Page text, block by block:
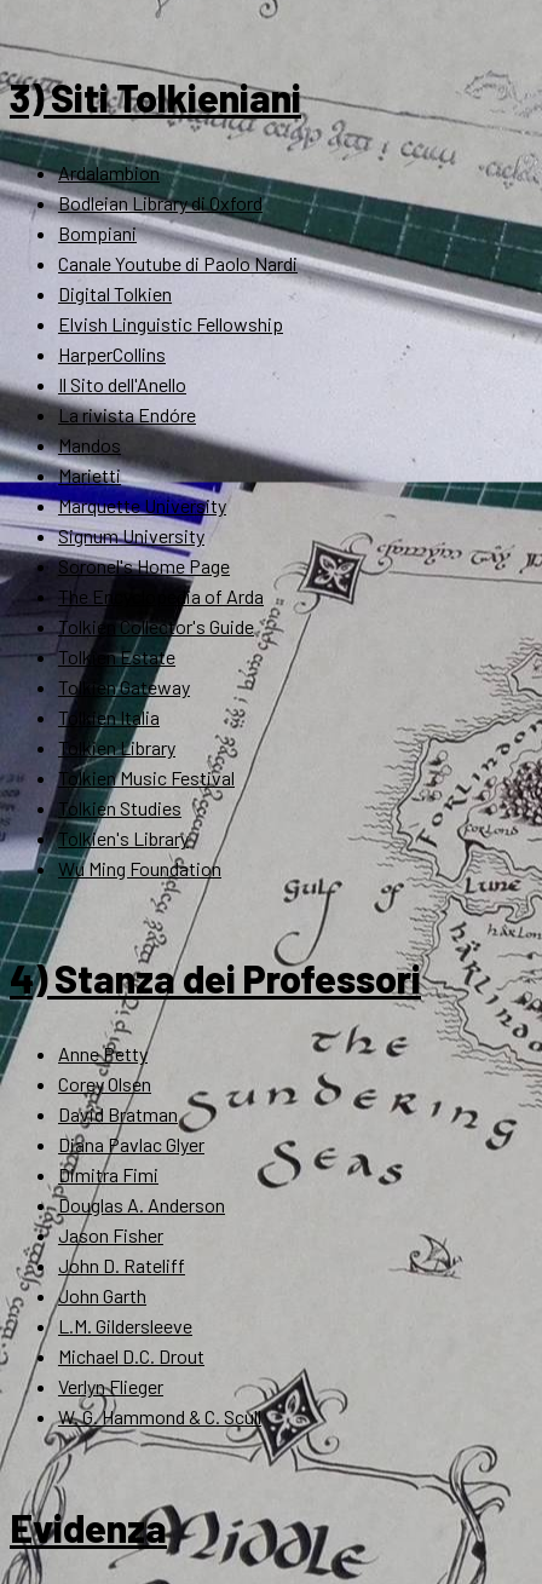
3) Siti Tolkieniani
Ardalambion
Bodleian Library di Oxford
Bompiani
Canale Youtube di Paolo Nardi
Digital Tolkien
Elvish Linguistic Fellowship
HarperCollins
Il Sito dell'Anello
La rivista Endóre
Mandos
Marietti
Marquette University
Signum University
Soronel's Home Page
The Encyclopedia of Arda
Tolkien Collector's Guide
Tolkien Estate
Tolkien Gateway
Tolkien Italia
Tolkien Library
Tolkien Music Festival
Tolkien Studies
Tolkien's Library
Wu Ming Foundation
4) Stanza dei Professori
Anne Petty
Corey Olsen
David Bratman
Diana Pavlac Glyer
Dimitra Fimi
Douglas A. Anderson
Jason Fisher
John D. Rateliff
John Garth
L.M. Gildersleeve
Michael D.C. Drout
Verlyn Flieger
W. G. Hammond & C. Scull
Evidenza